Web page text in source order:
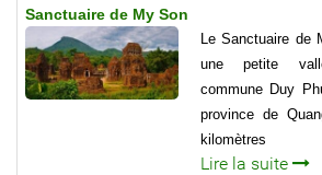
Sanctuaire de My Son
Le Sanctuaire de
une petite
commune Duy
province de
kilomètres
Lire la suite